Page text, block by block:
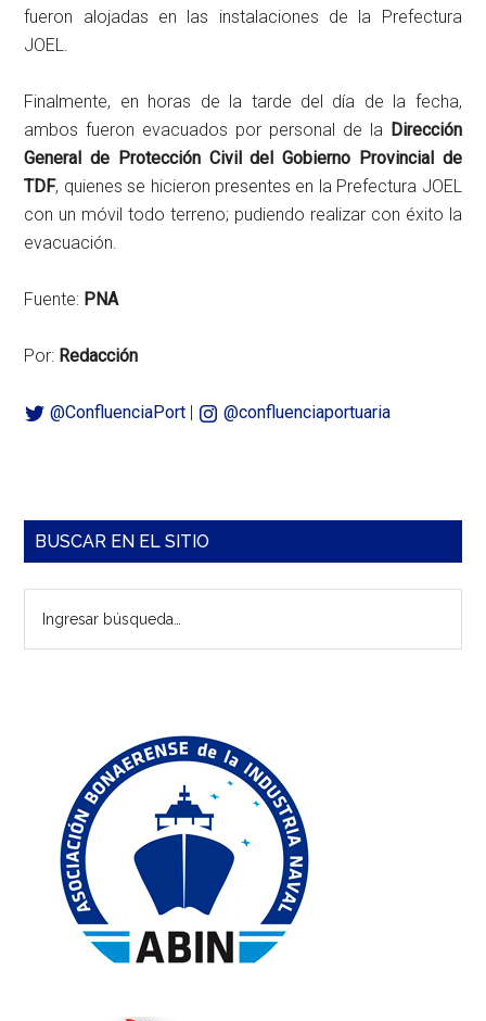
fueron alojadas en las instalaciones de la Prefectura
JOEL.
Finalmente, en horas de la tarde del día de la fecha,
ambos fueron evacuados por personal de la Dirección
General de Protección Civil del Gobierno Provincial de
TDF, quienes se hicieron presentes en la Prefectura JOEL
con un móvil todo terreno; pudiendo realizar con éxito la
evacuación.
Fuente: PNA
Por: Redacción
@ConfluenciaPort | @confluenciaportuaria
Barra
principal
BUSCAR EN EL SITIO
búsqueda…